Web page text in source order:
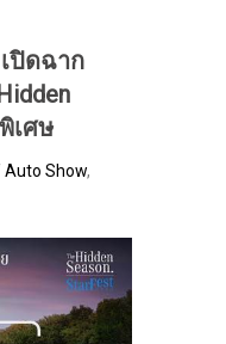
ปิดฉาก
เศษ
Auto Show,